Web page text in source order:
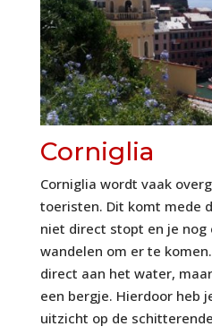
Corniglia
Corniglia wordt vaak
toeristen. Dit komt mede
niet direct stopt en je nog
wandelen om er te
direct aan het water,
een bergje. Hierdoor heb
uitzicht op de